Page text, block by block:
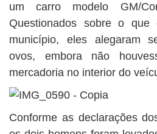
um carro modelo GM/
Questionados sobre o que
município, eles alegaram
ovos, embora não
mercadoria no interior do
Conforme as declarações